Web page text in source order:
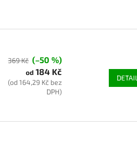
369 Kč (–50 %)
od 184 Kč
(od 164,29 Kč bez
DPH)
DETAIL